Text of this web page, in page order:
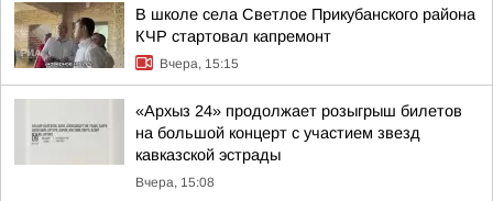
В школе села Светлое Прикубанского района
КЧР стартовал капремонт
Вчера, 15:15
«Архыз 24» продолжает розыгрыш билетов
на большой концерт с участием звезд
кавказской эстрады
Вчера, 15:08